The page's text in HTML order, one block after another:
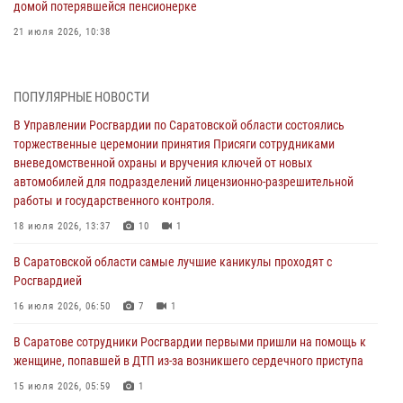
домой потерявшейся пенсионерке
21 июля 2026, 10:38
вневедомственной охраны и вручения ключей от новых
автомобилей для подразделений лицензионно-разрешительной
работы и государственного контроля.
18 июля 2026, 13:37 10 1
В Саратовской области самые лучшие каникулы проходят с
Росгвардией
В Саратове сотрудники Росгвардии первыми пришли на помощь к
женщине, попавшей в ДТП из-за возникшего сердечного приступа
В Саратове продолжается масштабная ведомственная акция
"Каникулы с Росгвардией"
ПОПУЛЯРНЫЕ НОВОСТИ
В Управлении Росгвардии по Саратовской области состоялись
торжественные церемонии принятия Присяги сотрудниками
вневедомственной охраны и вручения ключей от новых
автомобилей для подразделений лицензионно-разрешительной
работы и государственного контроля.
18 июля 2026, 13:37 10 1
В Саратовской области самые лучшие каникулы проходят с
Росгвардией
16 июля 2026, 06:50 7 1
В Саратове сотрудники Росгвардии первыми пришли на помощь к
женщине, попавшей в ДТП из-за возникшего сердечного приступа
15 июля 2026, 05:59 1